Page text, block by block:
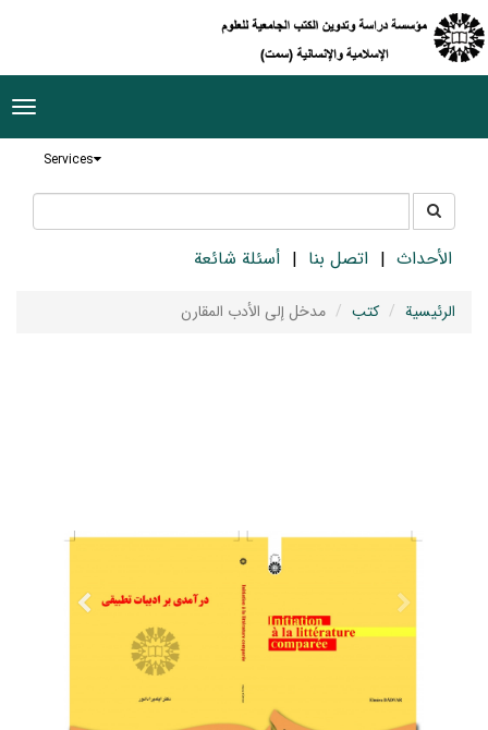
Services
جستجو
در
سایتالأحداث اتصل بنا أسئلة شائعة
الرئيسية كتب مدخل إلى الأدب المقارن